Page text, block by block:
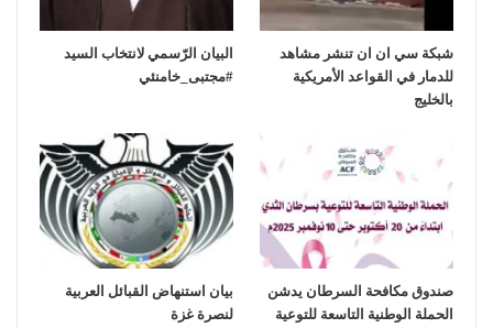
شبكة سي ان ان تنشر مشاهد
للدمار في القواعد الأمريكية
بالخليج
‏البيان الرّسمي لانتخاب السيد
صندوق مكافحة السرطان يدشن
الحملة الوطنية التاسعة للتوعية
بيان استنهاض القبائل العربية
لنصرة غزة